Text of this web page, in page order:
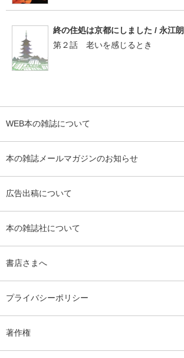
終の住処は京都にしました / 永江朗
第２話 老いを感じるとき
WEB本の雑誌について
本の雑誌メールマガジンのお知らせ
広告出稿について
本の雑誌社について
書店さまへ
プライバシーポリシー
著作権